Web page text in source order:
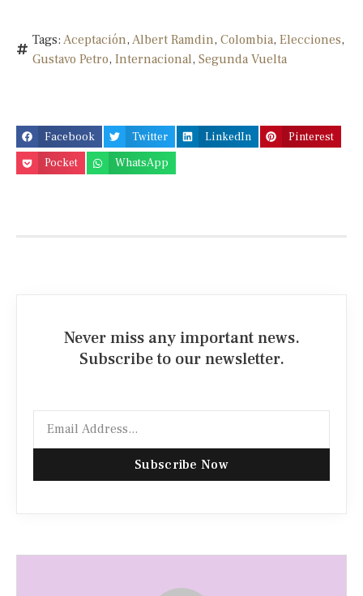
Tags: Aceptación, Albert Ramdin, Colombia, Elecciones,
Gustavo Petro, Internacional, Segunda Vuelta
Facebook Twitter LinkedIn
Pinterest
Pocket
WhatsApp
Never miss any important news.
Subscribe to our newsletter.
Subscribe Now